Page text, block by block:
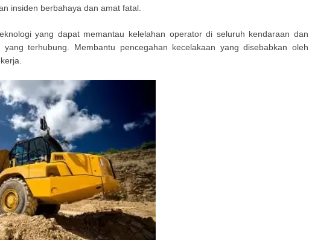
insiden berbahaya dan amat fatal.
yang dapat memantau kelelahan operator di seluruh kendaraan dan
yang terhubung. Membantu pencegahan kecelakaan yang disebabkan oleh